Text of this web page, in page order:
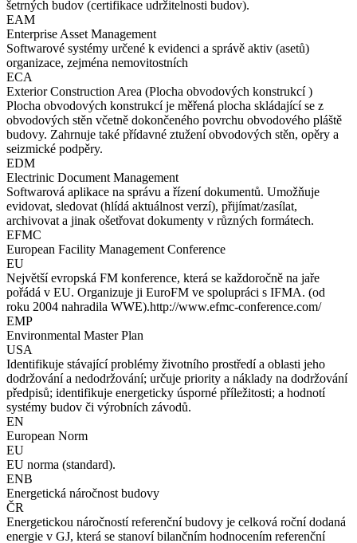
šetrných budov (certifikace udržitelnosti budov).
EAM
Enterprise Asset Management
Softwarové systémy určené k evidenci a správě aktiv (asetů)
organizace, zejména nemovitostních
ECA
Exterior Construction Area (Plocha obvodových konstrukcí )
Plocha obvodových konstrukcí je měřená plocha skládající se z
obvodových stěn včetně dokončeného povrchu obvodového pláště
budovy. Zahrnuje také přídavné ztužení obvodových stěn, opěry a
seizmické podpěry.
EDM
Electrinic Document Management
Softwarová aplikace na správu a řízení dokumentů. Umožňuje
evidovat, sledovat (hlídá aktuálnost verzí), přijímat/zasílat,
archivovat a jinak ošetřovat dokumenty v různých formátech.
EFMC
European Facility Management Conference
EU
Největší evropská FM konference, která se každoročně na jaře
pořádá v EU. Organizuje ji EuroFM ve spolupráci s IFMA. (od
roku 2004 nahradila WWE).http://www.efmc-conference.com/
EMP
Environmental Master Plan
USA
Identifikuje stávající problémy životního prostředí a oblasti jeho
dodržování a nedodržování; určuje priority a náklady na dodržování
předpisů; identifikuje energeticky úsporné příležitosti; a hodnotí
systémy budov či výrobních závodů.
EN
European Norm
EU
EU norma (standard).
ENB
Energetická náročnost budovy
ČR
Energetickou náročností referenční budovy je celková roční dodaná
energie v GJ, která se stanoví bilančním hodnocením referenční